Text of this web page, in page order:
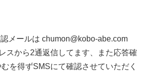
メールは chumon@kobo-abe.com
から2通返信してます、また応答確
を得ずSMSにて確認させていただく